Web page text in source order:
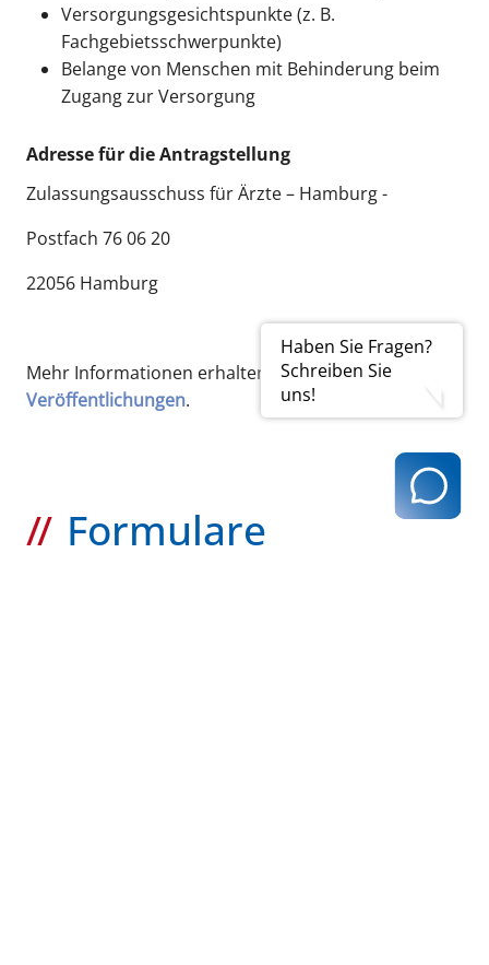
Haben Sie Fragen?
Schreiben Sie
uns!
Versorgungsgesichtspunkte (z. B.
Fachgebietsschwerpunkte)
Belange von Menschen mit Behinderung beim
Zugang zur Versorgung
Adresse für die Antragstellung
Zulassungsausschuss für Ärzte – Hamburg -
Postfach 76 06 20
22056 Hamburg
Mehr Informationen erhalten Sie über dieAmtlichen
Veröffentlichungen.
Formulare